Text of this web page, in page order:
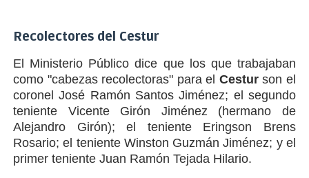
Recolectores del Cestur
El Ministerio Público dice que los que trabajaban
como "cabezas recolectoras" para el Cesturson el
coronel José Ramón Santos Jiménez; el segundo
teniente Vicente Girón Jiménez (hermano de
Alejandro Girón); el teniente Eringson Brens
Rosario; el teniente Winston Guzmán Jiménez; y el
primer teniente Juan Ramón Tejada Hilario.